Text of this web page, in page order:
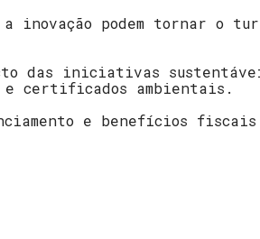
podem tornar o
das iniciativas
e certificados ambientais.
e benefícios